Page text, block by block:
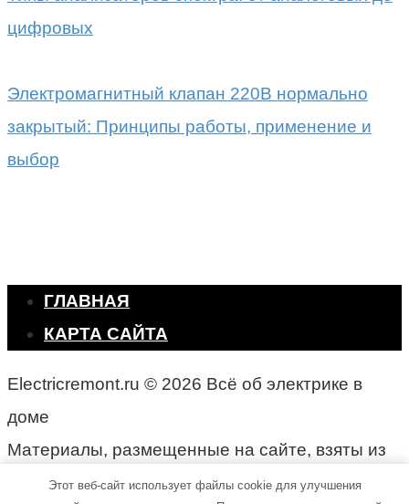
цифровых
Электромагнитный клапан 220В нормально
закрытый: Принципы работы, применение и
выбор
ГЛАВНАЯ
КАРТА САЙТА
Electricremont.ru © 2026 Всё об электрике в
доме
Материалы, размещенные на сайте, взяты из
открытых источников
Этот веб-сайт использует файлы cookie для улучшения